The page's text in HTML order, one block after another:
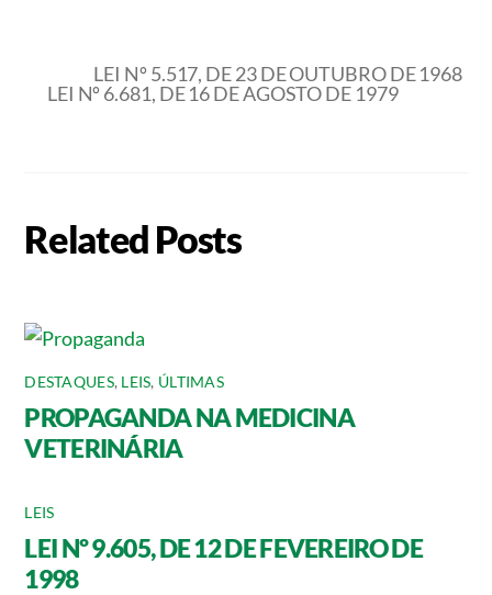
LEI Nº 5.517, DE 23 DE OUTUBRO DE 1968
LEI Nº 6.681, DE 16 DE AGOSTO DE 1979
Related Posts
DESTAQUES, LEIS, ÚLTIMAS
PROPAGANDA NA MEDICINA
VETERINÁRIA
LEIS
LEI Nº 9.605, DE 12 DE FEVEREIRO DE
1998